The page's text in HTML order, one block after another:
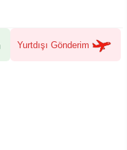
Yurtdışı Gönderim